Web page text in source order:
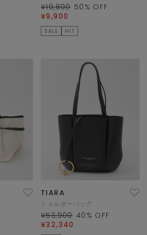
¥19,800 50 % OFF
¥9,900
SALE HIT
TIARA
ショルダーバッグ
¥53,900 40 % OFF
¥32,340